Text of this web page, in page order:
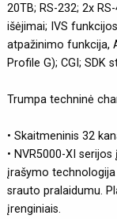
20TB; RS-232; 2x
išėjimai; IVS
atpažinimo funkcija,
Profile G); CGI; SDK
Trumpa techninė
• Skaitmeninis 32
• NVR5000-XI
įrašymo
srauto pralaidumu.
įrenginiais.